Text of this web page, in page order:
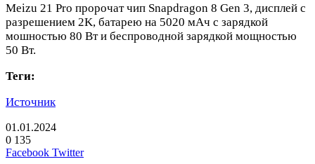
Meizu 21 Pro пророчат чип Snapdragon 8 Gen 3, дисплей с
разрешением 2K, батарею на 5020 мАч с зарядкой
мошностью 80 Вт и беспроводной зарядкой мощностью
50 Вт.
Теги:
Источник
01.01.2024
0 135
Facebook TwitterLinkedIn
Pinterest
Вконтакте
Одноклассники
Skype
WhatsApp
Telegram
Viber